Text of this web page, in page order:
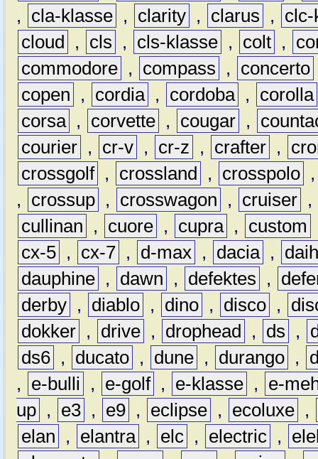
,
cla-klasse , clarity , clarus ,
clc-
cloud
, cls , cls-klasse , colt ,
commodore , compass , concerto
copen
, cordia , cordoba ,
corolla
corsa , corvette , cougar ,
courier , cr-v , cr-z , crafter ,
crossgolf , crossland , crosspolo
,
crossup , crosswagon , cruiser ,
cullinan
, cuore , cupra , custom
cx-5 , cx-7 , d-max , dacia ,
dauphine , dawn , defektes ,
derby , diablo , dino , disco ,
dokker , drive , drophead , ds ,
ds6 , ducato , dune , durango ,
,
e-bulli , e-golf , e-klasse ,
e-
up , e3 , e9 , eclipse , ecoluxe ,
elan
, elantra , elc , electric ,